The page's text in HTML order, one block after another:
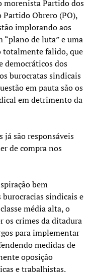
morenista Partido dos
Partido Obrero (PO),
implorando aos
“plano de luta” e uma
totalmente falido, que
democráticos dos
burocratas sindicais
em pauta são os
em detrimento da
já são responsáveis
de compra nos
bem
sindicais e
média alta, o
os crimes da ditadura
para implementar
medidas de
oposição
e trabalhistas.